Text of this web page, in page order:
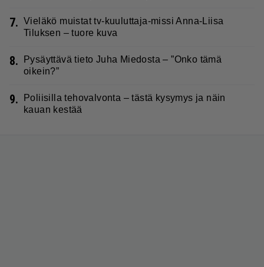
7. Vieläkö muistat tv-kuuluttaja-missi Anna-Liisa
Tiluksen – tuore kuva
8.
Pysäyttävä tieto Juha Miedosta – ”Onko tämä
oikein?”
9.
Poliisilla tehovalvonta – tästä kysymys ja näin
kauan kestää